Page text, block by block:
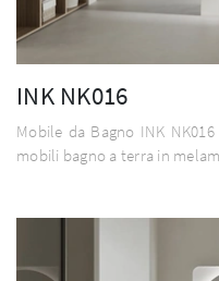
INK NK016
Mobile da Bagno INK
mobili bagno a terra in